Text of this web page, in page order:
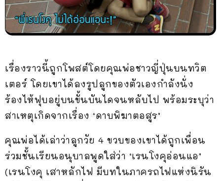
เรื่องราวนี้ถูกโพสต์โดยคุณพ่อชาวญี่ปุ่นบนทวิต
เตอร์ โดยเขาได้ลงรูปลูกของตัวเองกำลังนั่ง
ร้องไห้ฟุบอยู่บนขั้นบันไดจนหลับไป พร้อมระบุว่า
สาเหตุเกิดจากเรื่อง ‘ดาบพิฆาตอสูร’
คุณพ่อได้เล่าว่าลูกวัย 4 ขวบของเขาได้ถูกเพื่อน
ร่วมชั้นเรียนอนุบาลพูดใส่ว่า ‘เรนโงคุอ่อนแอ’
(เรนโงคุ เสาหลักไฟ มีบทในภาครถไฟแห่งนิรัน